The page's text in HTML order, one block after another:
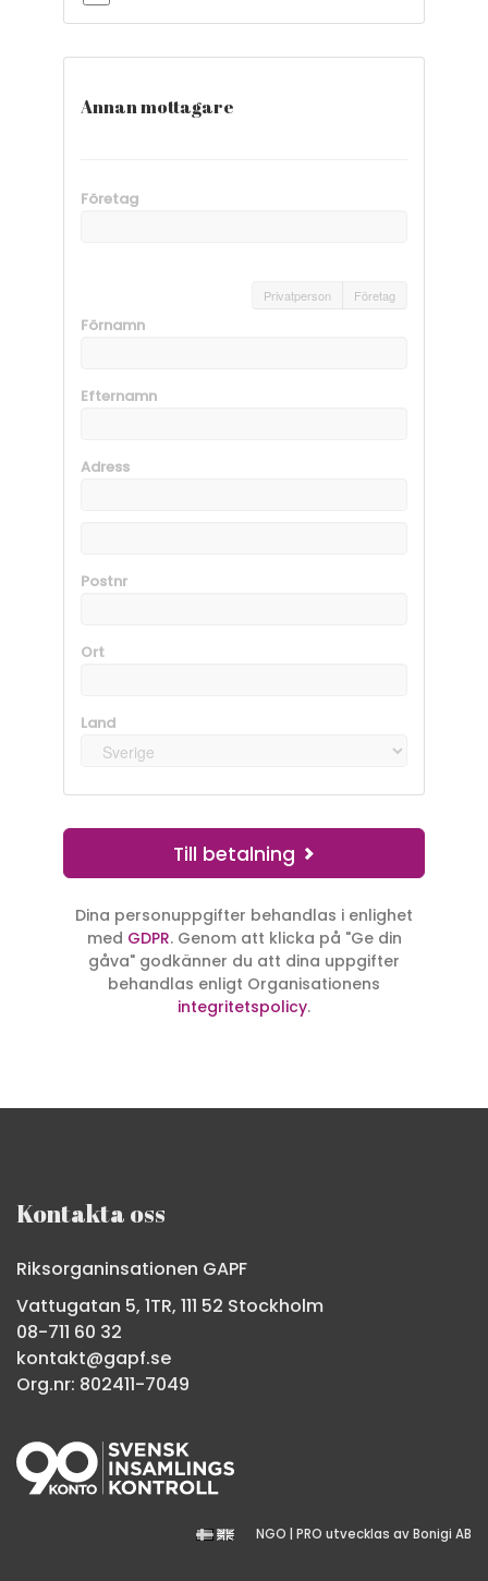
Annan mottagare
Företag
Privatperson Företag
Förnamn
Efternamn
Adress
Postnr
Ort
Land
Till betalning
Dina personuppgifter behandlas i enlighet
med GDPR. Genom att klicka på "Ge din
gåva" godkänner du att dina uppgifter
behandlas enligt Organisationens
integritetspolicy.
Kontakta oss
Riksorganinsationen GAPF
Vattugatan 5, 1TR, 111 52 Stockholm
08-711 60 32
kontakt@gapf.se
Org.nr: 802411-7049
NGO | PRO utvecklas avBonigi AB